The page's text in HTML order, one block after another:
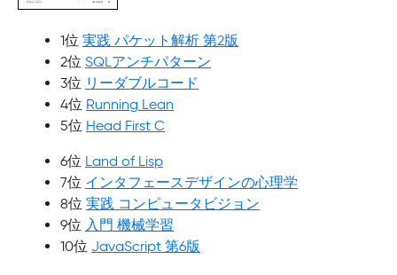
1位 実践 パケット解析 第2版
2位 SQLアンチパターン
3位 リーダブルコード
4位 Running Lean
5位 Head First C
6位 Land of Lisp
7位 インタフェースデザインの心理学
8位 実践 コンピュータビジョン
9位 入門 機械学習
10位 JavaScript 第6版